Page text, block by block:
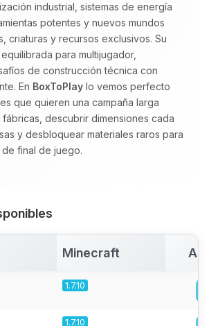
industrial, sistemas de energía
potentes y nuevos mundos
criaturas y recursos exclusivos. Su
para multijugador,
de construcción técnica con
En BoxToPlay lo vemos perfecto
que quieren una campaña larga
descubrir dimensiones cada
y desbloquear materiales raros para
final de juego.
Minecraft
1.7.10
1.7.10